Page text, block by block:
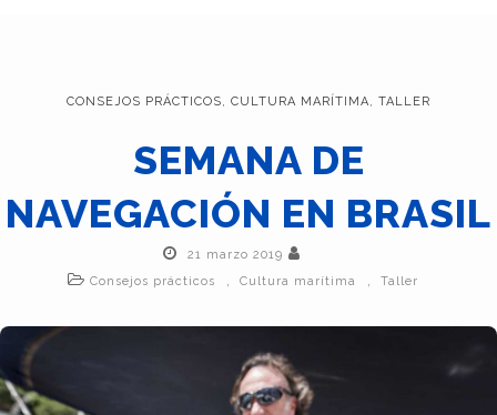
CONSEJOS PRÁCTICOS, CULTURA MARÍTIMA, TALLER
SEMANA DE
NAVEGACIÓN EN BRASIL
21 marzo 2019
Consejos prácticos
Cultura marítima Taller